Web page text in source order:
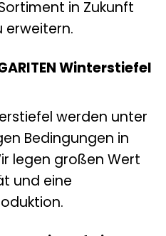
in Zukunft
erweitern.
Winterstiefel
werden unter
Bedingungen in
legen großen Wert
und eine